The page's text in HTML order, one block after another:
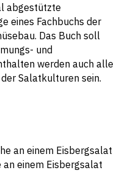
abgestützte
eines Fachbuchs der
Das Buch soll
und
werden auch alle
Salatkulturen sein.
an einem Eisbergsalat